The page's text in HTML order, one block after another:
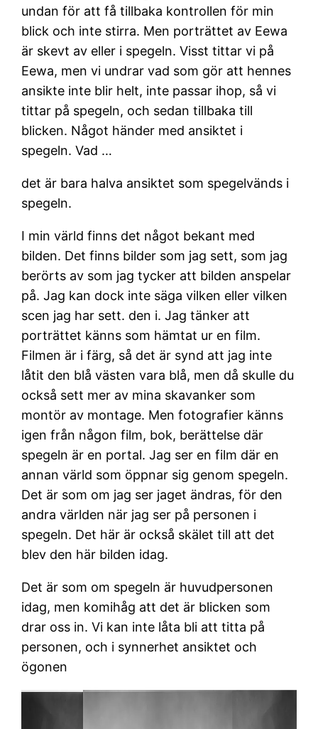
undan för att få tillbaka kontrollen för min
blick och inte stirra. Men porträttet av Eewa
är skevt av eller i spegeln. Visst tittar vi på
Eewa, men vi undrar vad som gör att hennes
ansikte inte blir helt, inte passar ihop, så vi
tittar på spegeln, och sedan tillbaka till
blicken. Något händer med ansiktet i
spegeln. Vad …
det är bara halva ansiktet som spegelvänds i
spegeln.
I min värld finns det något bekant med
bilden. Det finns bilder som jag sett, som jag
berörts av som jag tycker att bilden anspelar
på. Jag kan dock inte säga vilken eller vilken
scen jag har sett. den i. Jag tänker att
porträttet känns som hämtat ur en film.
Filmen är i färg, så det är synd att jag inte
låtit den blå västen vara blå, men då skulle du
också sett mer av mina skavanker som
montör av montage. Men fotografier känns
igen från någon film, bok, berättelse där
spegeln är en portal. Jag ser en film där en
annan värld som öppnar sig genom spegeln.
Det är som om jag ser jaget ändras, för den
andra världen när jag ser på personen i
spegeln. Det här är också skälet till att det
blev den här bilden idag.
Det är som om spegeln är huvudpersonen
idag, men komihåg att det är blicken som
drar oss in. Vi kan inte låta bli att titta på
personen, och i synnerhet ansiktet och
ögonen